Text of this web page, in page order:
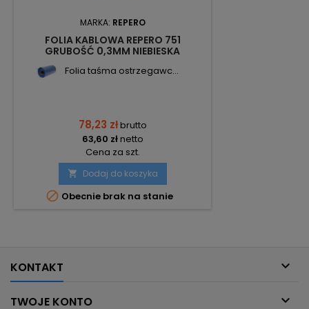
MARKA: REPERO
FOLIA KABLOWA REPERO 751
GRUBOŚĆ 0,3MM NIEBIESKA
20CM/100M TO7513-0200-100-03
Folia taśma ostrzegawc...
78,23 złbrutto
63,60 złnetto
Cena za szt.
 Dodaj do koszyka
 Obecnie brak na stanie
KONTAKT 
TWOJE KONTO 